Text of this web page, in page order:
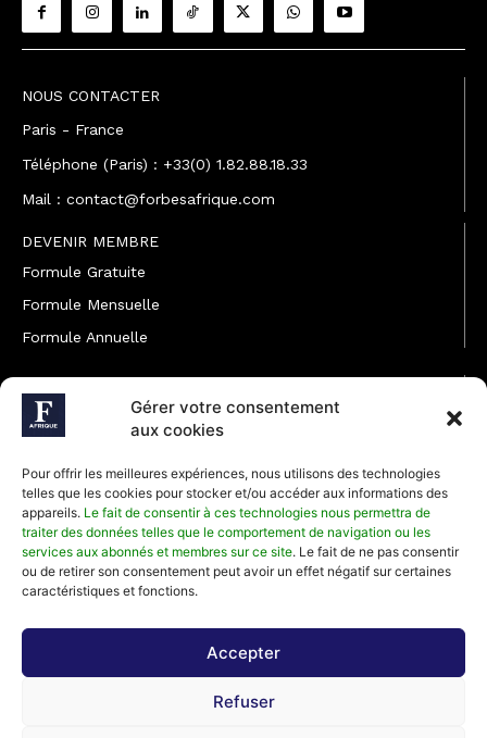
Gérer votre consentement
aux cookies
Pour offrir les meilleures expériences, nous utilisons des technologies
telles que les cookies pour stocker et/ou accéder aux informations des
appareils. Le fait de consentir à ces technologies nous permettra de
traiter des données telles que le comportement de navigation ou les
services aux abonnés et membres sur ce site. Le fait de ne pas consentir
ou de retirer son consentement peut avoir un effet négatif sur certaines
caractéristiques et fonctions.
Accepter
Refuser
NOUS CONTACTER
Paris - France
Téléphone (Paris) : +33(0) 1.82.88.18.33
Mail : contact@forbesafrique.com
DEVENIR MEMBRE
Formule Gratuite
Formule Mensuelle
Formule Annuelle
JOINDRE L'ÉQUIPE
Rédaction
Développement commercial
Communiquer avec Forbes Afrique
Média Kit 2026
Abonnez-vous à la newsletter de Forbes Afrique et recevez
régulièrement nos meilleurs articles